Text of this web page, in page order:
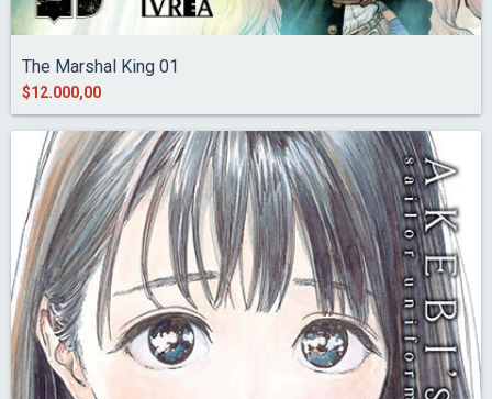
The Marshal King 01
$12.000,00